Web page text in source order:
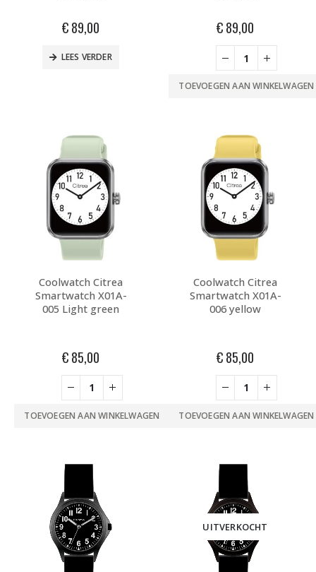
€89,00
LEES VERDER
€89,00
TOEVOEGEN AAN WINKELWAGEN
Coolwatch Citrea
Smartwatch X01A-
005 Light green
€85,00
TOEVOEGEN AAN WINKELWAGEN
Coolwatch Citrea
Smartwatch X01A-
006 yellow
€85,00
TOEVOEGEN AAN WINKELWAGEN
UITVERKOCHT